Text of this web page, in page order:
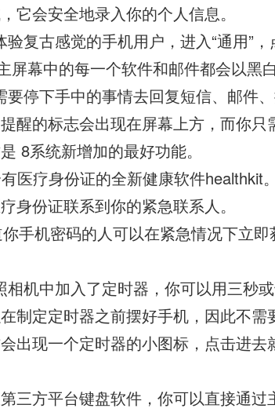
它会安全地录入你的个人信息。
复古感觉的手机用户，进入“通用”，
屏幕中的每一个软件和邮件都会以黑白
停下手中的事情去回复短信、邮件、
醒的标志会出现在屏幕上方，而你只
8系统新增加的最好功能。
医疗身份证的全新健康软件healthkit
身份证联系到你的紧急联系人。
手机密码的人可以在紧急情况下立
机中加入了定时器，你可以用三秒
制定定时器之前摆好手机，因此不需
出现一个定时器的小图标，点击进去
三方平台键盘软件，你可以直接通过